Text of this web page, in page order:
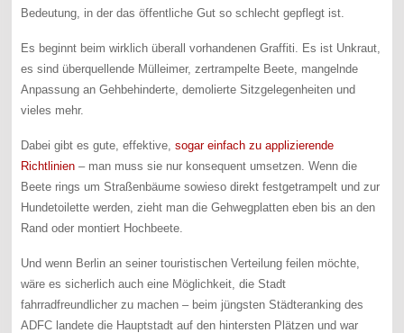
Bedeutung, in der das öffentliche Gut so schlecht gepflegt ist.
Es beginnt beim wirklich überall vorhandenen Graffiti. Es ist Unkraut,
es sind überquellende Mülleimer, zertrampelte Beete, mangelnde
Anpassung an Gehbehinderte, demolierte Sitzgelegenheiten und
vieles mehr.
Dabei gibt es gute, effektive,sogar einfach zu applizierende
Richtlinien – man muss sie nur konsequent umsetzen. Wenn die
Beete rings um Straßenbäume sowieso direkt festgetrampelt und zur
Hundetoilette werden, zieht man die Gehwegplatten eben bis an den
Rand oder montiert Hochbeete.
Und wenn Berlin an seiner touristischen Verteilung feilen möchte,
wäre es sicherlich auch eine Möglichkeit, die Stadt
fahrradfreundlicher zu machen – beim jüngsten Städteranking des
ADFC landete die Hauptstadt auf den hintersten Plätzen und war